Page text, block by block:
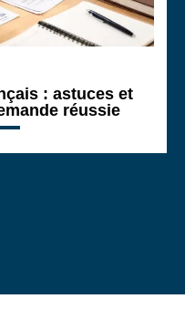
: astuces et
réussie